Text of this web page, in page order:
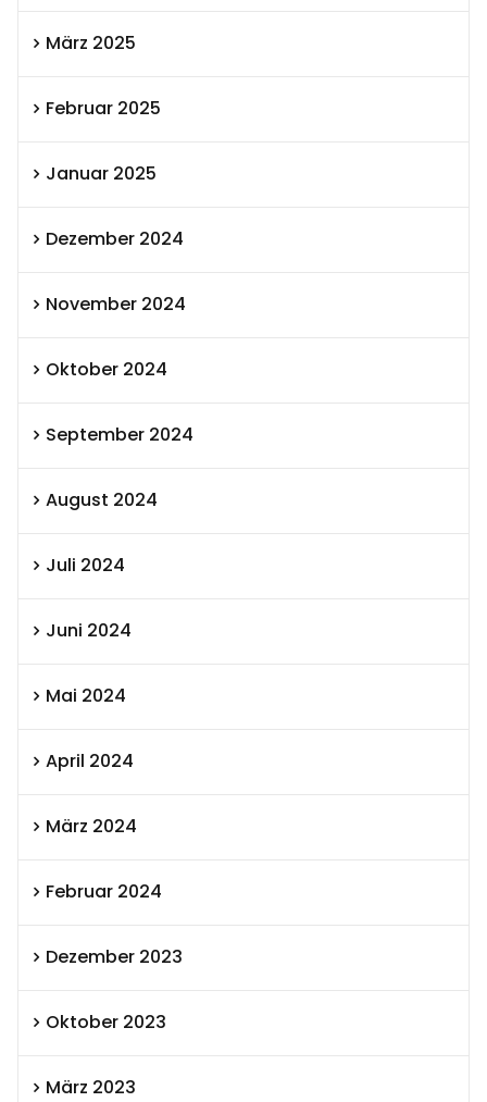
März 2025
Februar 2025
Januar 2025
Dezember 2024
November 2024
Oktober 2024
September 2024
August 2024
Juli 2024
Juni 2024
Mai 2024
April 2024
März 2024
Februar 2024
Dezember 2023
Oktober 2023
März 2023